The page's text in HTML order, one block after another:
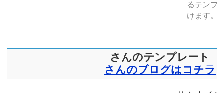
るテン
けます
さんのテンプレート
さんのブログはコチラ